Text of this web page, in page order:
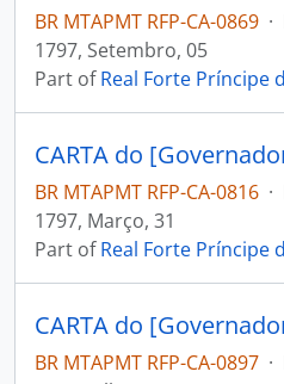
BR MTAPMT RFP-CA-0869 ·
1797, Setembro, 05
Part ofReal Forte Príncipe
BR MTAPMT RFP-CA-0816 ·
1797, Março, 31
Part ofReal Forte Príncipe
BR MTAPMT RFP-CA-0897 ·